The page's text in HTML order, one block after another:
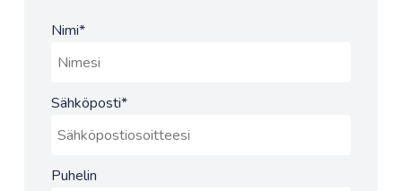
Nimi*
Sähköposti*
Puhelin